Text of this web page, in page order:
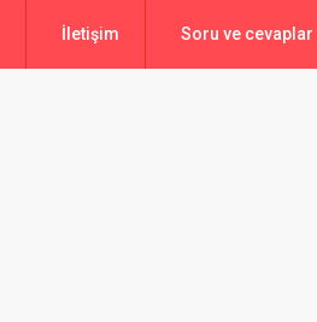
İletişim Soru ve cevaplar